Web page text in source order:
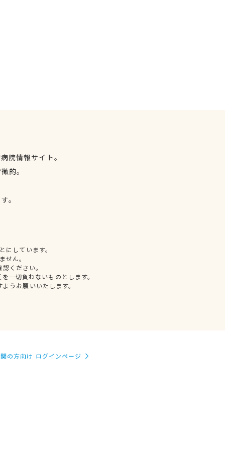
院情報サイト。
的。
。
しています。
せん。
ください。
一切負わないものとします。
うお願いいたします。
の方向け ログインページ